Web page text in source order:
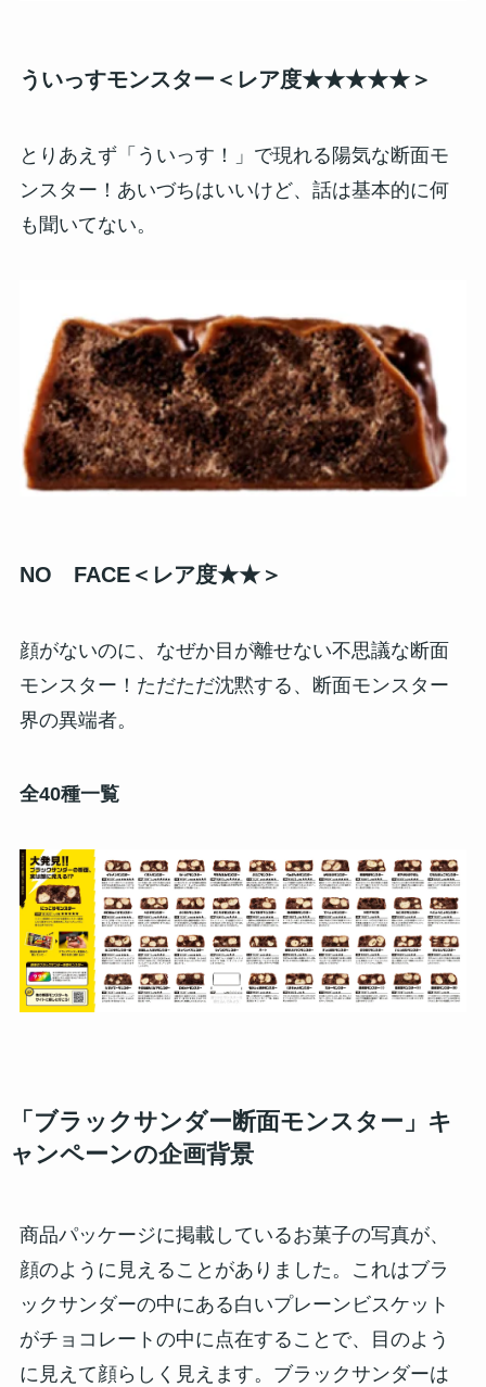
ういっすモンスター＜レア度★★★★★＞
とりあえず「ういっす！」で現れる陽気な断面モ
ンスター！あいづちはいいけど、話は基本的に何
も聞いてない。
NO FACE＜レア度★★＞
顔がないのに、なぜか目が離せない不思議な断面
モンスター！ただただ沈黙する、断面モンスター
界の異端者。
全40種一覧
「ブラックサンダー断面モンスター」キ
ャンペーンの企画背景
商品パッケージに掲載しているお菓子の写真が、
顔のように見えることがありました。これはブラ
ックサンダーの中にある白いプレーンビスケット
がチョコレートの中に点在することで、目のよう
に見えて顔らしく見えます。ブラックサンダーは